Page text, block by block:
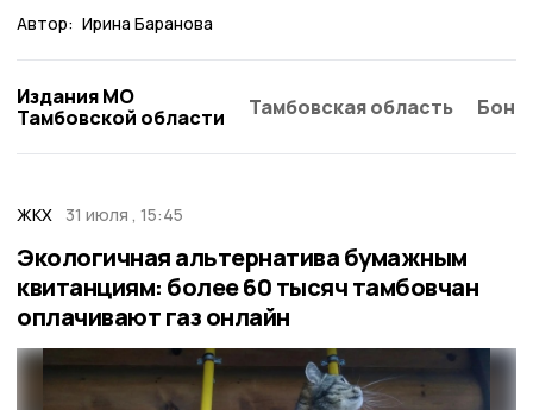
Автор: Ирина Баранова
Издания МО
Тамбовской области
Тамбовская область
ЖКХ 31 июля , 15:45
Экологичная альтернатива бумажным
квитанциям: более 60 тысяч тамбовчан
оплачивают газ онлайн